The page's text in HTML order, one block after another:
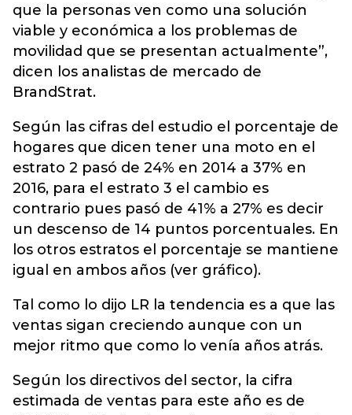
que la personas ven como una solución
viable y económica a los problemas de
movilidad que se presentan actualmente”,
dicen los analistas de mercado de
BrandStrat.
Según las cifras del estudio el porcentaje de
hogares que dicen tener una moto en el
estrato 2 pasó de 24% en 2014 a 37% en
2016, para el estrato 3 el cambio es
contrario pues pasó de 41% a 27% es decir
un descenso de 14 puntos porcentuales. En
los otros estratos el porcentaje se mantiene
igual en ambos años (ver gráfico).
Tal como lo dijo LR la tendencia es a que las
ventas sigan creciendo aunque con un
mejor ritmo que como lo venía años atrás.
Según los directivos del sector, la cifra
estimada de ventas para este año es de